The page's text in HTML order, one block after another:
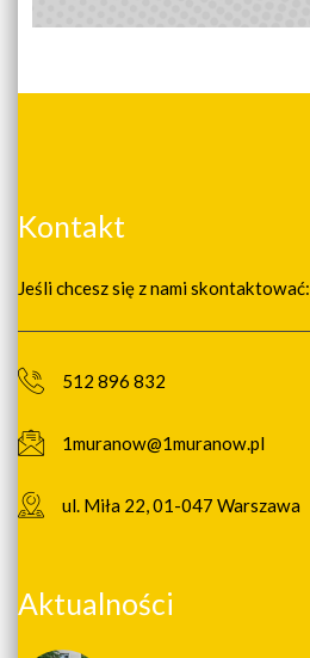
Kontakt
Jeśli chcesz się z nami skontaktować:
512 896 832
1muranow@1muranow.pl
ul. Miła 22, 01-047 Warszawa
Aktualności